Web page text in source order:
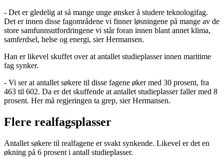
- Det er gledelig at så mange unge ønsker å studere teknologifag.
Det er innen disse fagområdene vi finner løsningene på mange av de
store samfunnsutfordringene vi står foran innen blant annet klima,
samferdsel, helse og energi, sier Hermansen.
Han er likevel skuffet over at antallet studieplasser innen maritime
fag synker.
- Vi ser at antallet søkere til disse fagene øker med 30 prosent, fra
463 til 602. Da er det skuffende at antallet studieplasser faller med 8
prosent. Her må regjeringen ta grep, sier Hermansen.
Flere realfagsplasser
Antallet søkere til realfagene er svakt synkende. Likevel er det en
økning på 6 prosent i antall studieplasser.